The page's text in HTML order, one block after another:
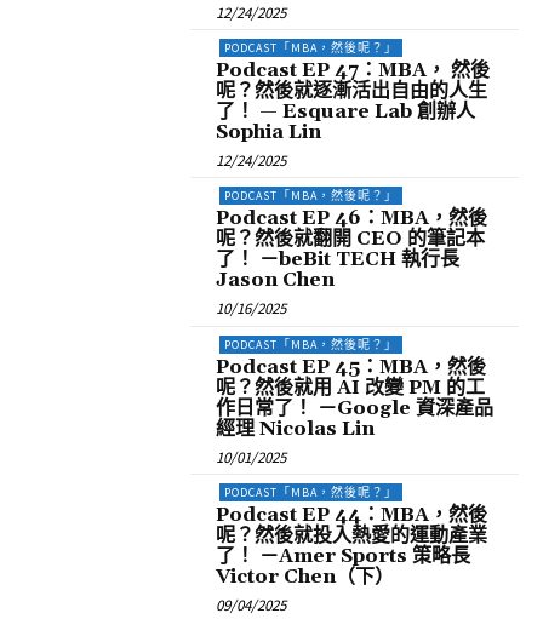
12/24/2025
PODCAST「MBA，然後呢？」
Podcast EP 47：MBA， 然後
呢？然後就逐漸活出自由的人生
了！ — Esquare Lab 創辦人
Sophia Lin
12/24/2025
PODCAST「MBA，然後呢？」
Podcast EP 46：MBA，然後
呢？然後就翻開 CEO 的筆記本
了！ －beBit TECH 執行長
Jason Chen
10/16/2025
PODCAST「MBA，然後呢？」
Podcast EP 45：MBA，然後
呢？然後就用 AI 改變 PM 的工
作日常了！ －Google 資深產品
經理 Nicolas Lin
10/01/2025
PODCAST「MBA，然後呢？」
Podcast EP 44：MBA，然後
呢？然後就投入熱愛的運動產業
了！ －Amer Sports 策略長
Victor Chen（下）
09/04/2025